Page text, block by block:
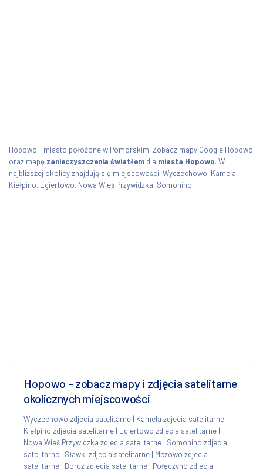
Hopowo - miasto położone w Pomorskim. Zobacz mapy Google Hopowo
oraz mapę zanieczyszczenia światłem dla miasta Hopowo. W
najbliższej okolicy znajdują się miejscowości: Wyczechowo, Kamela,
Kiełpino, Egiertowo, Nowa Wieś Przywidzka, Somonino.
Hopowo - zobacz mapy i zdjęcia satelitarne
okolicznych miejscowości
Wyczechowo zdjecia satelitarne | Kamela zdjecia satelitarne |
Kiełpino zdjecia satelitarne | Egiertowo zdjecia satelitarne |
Nowa Wieś Przywidzka zdjecia satelitarne | Somonino zdjecia
satelitarne | Sławki zdjecia satelitarne | Mezowo zdjecia
satelitarne | Borcz zdjecia satelitarne | Połęczyno zdjecia